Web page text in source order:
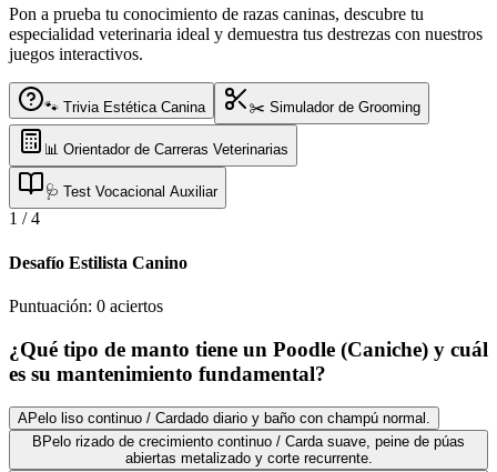
Pon a prueba tu conocimiento de razas caninas, descubre tu
especialidad veterinaria ideal y demuestra tus destrezas con nuestros
juegos interactivos.
🐾 Trivia Estética Canina ✂️ Simulador de Grooming
📊 Orientador de Carreras Veterinarias
🩺 Test Vocacional Auxiliar
1 /4
Desafío Estilista Canino
Puntuación: 0 aciertos
¿Qué tipo de manto tiene un Poodle (Caniche) y cuál
es su mantenimiento fundamental?
APelo liso continuo / Cardado diario y baño con champú normal.
B Pelo rizado de crecimiento continuo / Carda suave, peine de púas
abiertas metalizado y corte recurrente.